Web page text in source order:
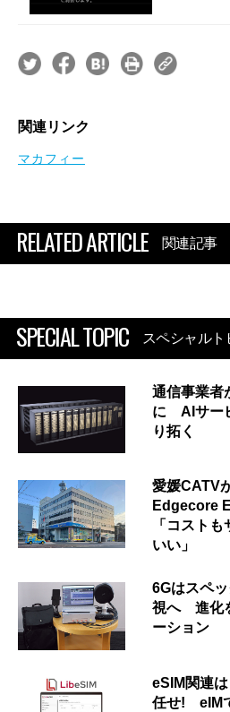
関連リンク
マカフィー
RELATED ARTICLE 関連記事
SPECIAL TOPIC スペシャルト
通信事業者
に AIサー
り拓く
愛媛CATV
Edgecore
「コスト
いい」
6Gはスペ
視へ 進化
ーション
eSIM関連
任せ! eIM